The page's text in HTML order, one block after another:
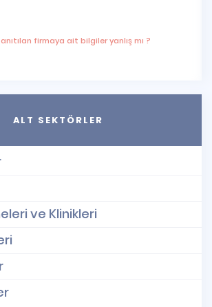
firmaya ait bilgiler yanlış mı ?
ALT SEKTÖRLER
ve Klinikleri